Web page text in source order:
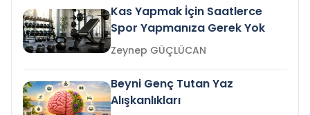
Kas Yapmak İçin Saatlerce
Spor Yapmanıza Gerek Yok
Zeynep GÜÇLÜCAN
Beyni Genç Tutan Yaz
Alışkanlıkları